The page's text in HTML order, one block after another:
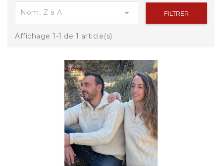
Nom, Z à A  FILTRER
Affichage 1-1 de 1 article(s)